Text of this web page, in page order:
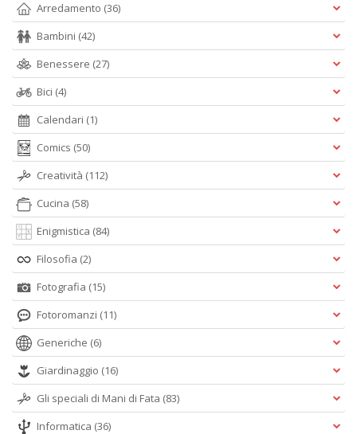
Arredamento (36)
Bambini (42)
Benessere (27)
Bici (4)
Calendari (1)
Comics (50)
Creatività (112)
Cucina (58)
Enigmistica (84)
Filosofia (2)
Fotografia (15)
Fotoromanzi (11)
Generiche (6)
Giardinaggio (16)
Gli speciali di Mani di Fata (83)
Informatica (36)